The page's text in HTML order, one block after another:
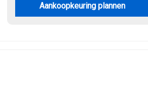
Aankoopkeuring plannen